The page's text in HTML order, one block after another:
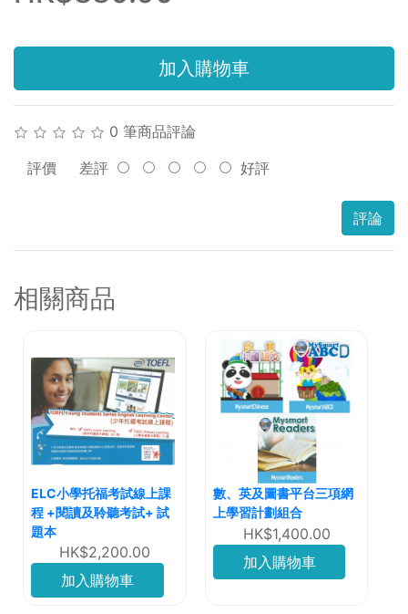
加入購物車
0 筆商品評論
評價 差評 好評
評論
相關商品
ELC小學托福考試線上課
程 +閱讀及聆聽考試+ 試
題本
HK$2,200.00
加入購物車
數、英及圖書平台三項網
上學習計劃組合
HK$1,400.00
加入購物車